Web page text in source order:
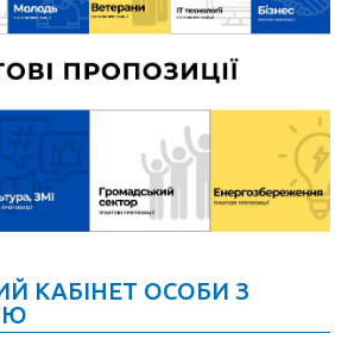
КАБІНЕТ ОСОБИ З